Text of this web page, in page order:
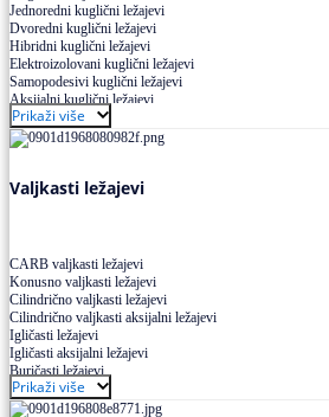
Jednoredni kuglični ležajevi
Dvoredni kuglični ležajevi
Hibridni kuglični ležajevi
Elektroizolovani kuglični ležajevi
Samopodesivi kuglični ležajevi
Aksijalni kuglični ležajevi
Kuglični ležajevi od nerđajućeg čelika
Prikaži više
Valjkasti ležajevi
CARB valjkasti ležajevi
Konusno valjkasti ležajevi
Cilindrično valjkasti ležajevi
Cilindrično valjkasti aksijalni ležajevi
Igličasti ležajevi
Igličasti aksijalni ležajevi
Buričasti ležajevi
Buričasti zaptiveni ležajevi
Buričasti aksijalni ležajevi
Prikaži više